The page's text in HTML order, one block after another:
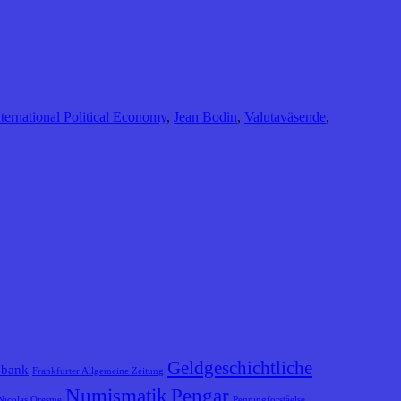
Political Economy, Jean Bodin, Valutaväsende,
Frankfurter Allgemeine Zeitung Geldgeschichtliche
Numismatik Pengar